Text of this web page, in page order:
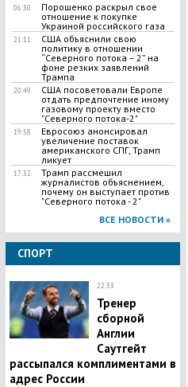
06:30
Порошенко раскрыл свое
отношение к покупке
Украиной российского газа
21:11
США объяснили свою
политику в отношении
“Северного потока – 2” на
фоне резких заявлений
Трампа
20:49
США посоветовали Европе
отдать предпочтение иному
газовому проекту вместо
"Северного потока-2"
19:58
Евросоюз анонсировал
увеличение поставок
американского СПГ, Трамп
ликует
17:32
Трамп рассмешил
журналистов объяснением,
почему он выступает против
"Северного потока - 2"
ВСЕ НОВОСТИ »
СПОРТ
22:33
Тренер
сборной
Англии
Саутгейт
рассыпался комплиментами в
адрес России